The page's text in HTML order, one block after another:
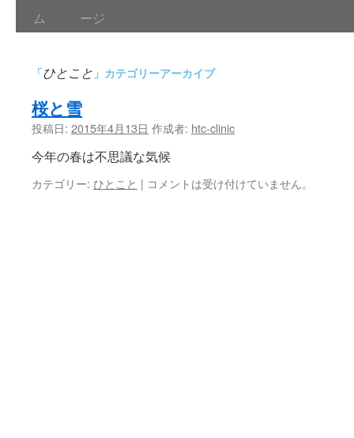
ム
ージ
「ひとこと 」カテゴリーアーカイブ
桜と雪
投稿日: 2015年4月13日 作成者: htc-clinic
今年の春は不思議な気候
カテゴリー: ひとこと | コメントは受け付けていません。